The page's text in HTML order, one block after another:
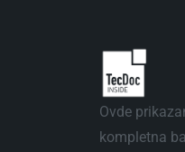
Ovde
kompletna